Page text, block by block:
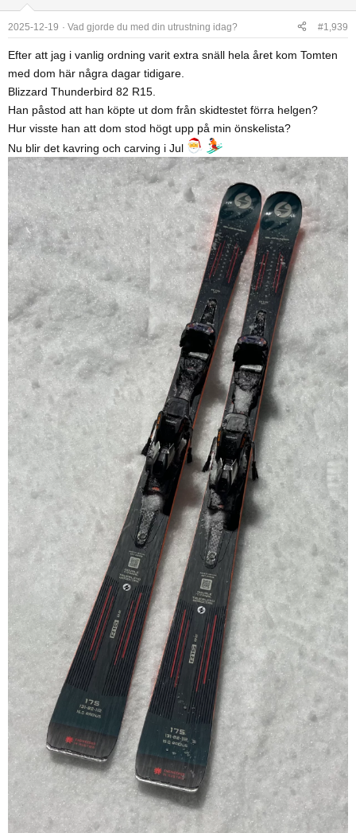
i
o
n
s
:
2025-12-19 Vad gjorde du med din utrustning idag? #1,939
Efter att jag i vanlig ordning varit extra snäll hela året kom Tomten
med dom här några dagar tidigare.
Blizzard Thunderbird 82 R15.
Han påstod att han köpte ut dom från skidtestet förra helgen?
Hur visste han att dom stod högt upp på min önskelista?
Nu blir det kavring och carving i Jul